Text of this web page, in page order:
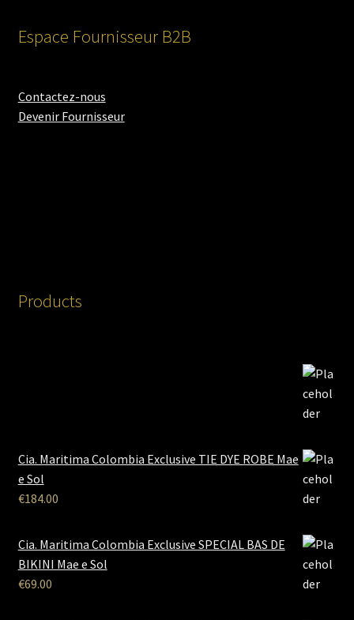
Espace Fournisseur B2B
Contactez-nous
Devenir Fournisseur
Products
Cia. Maritima Colombia Exclusive TIE DYE ROBE Mae
e Sol
€184.00
Cia. Maritima Colombia Exclusive SPECIAL BAS DE
BIKINI Mae e Sol
€69.00